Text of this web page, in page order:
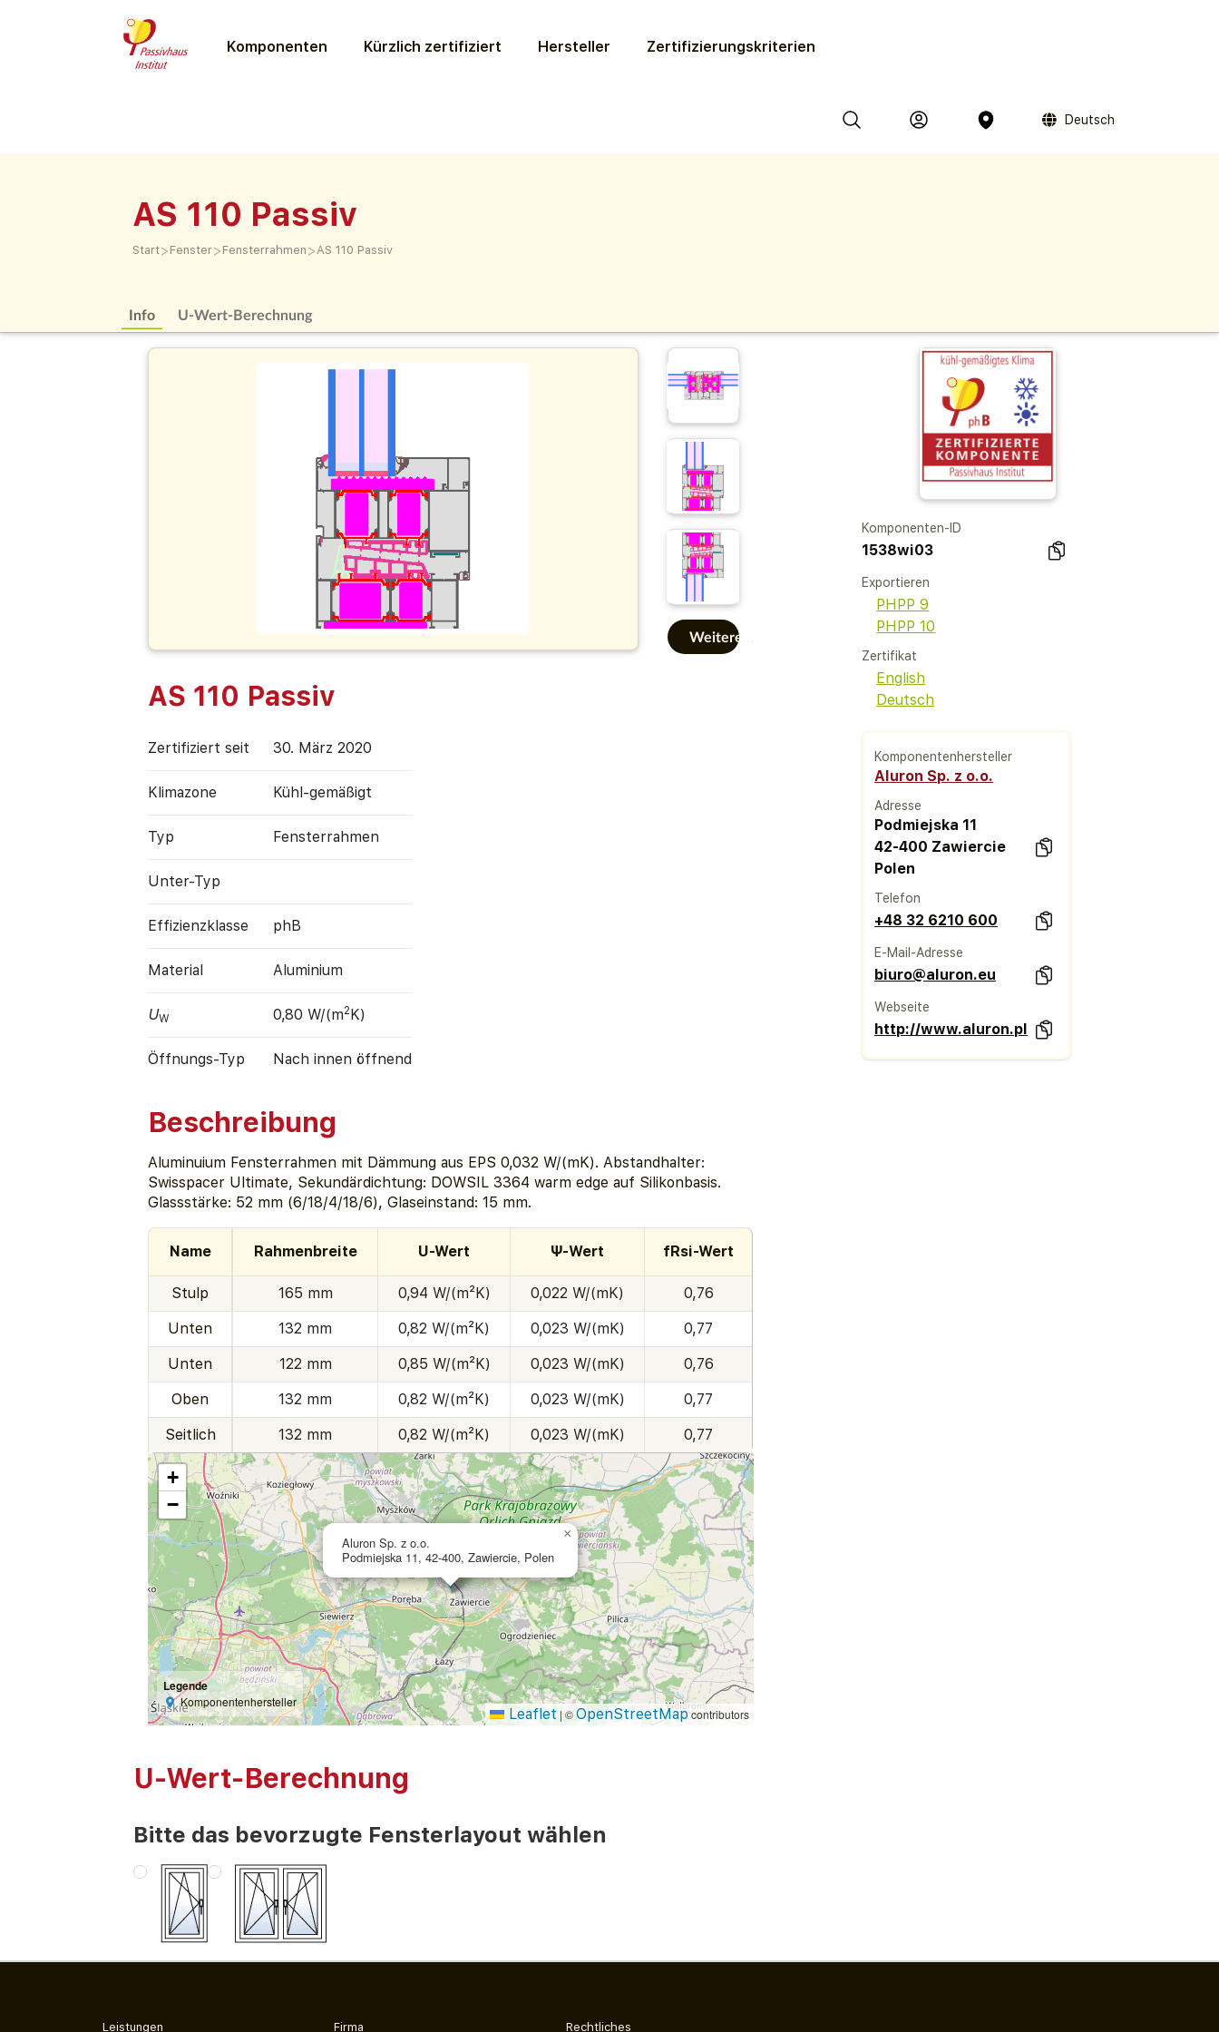
Komponenten Kürzlich zertifiziert Hersteller Zertifizierungs­kriterien
Deutsch
AS 110 Passiv
Start> Fenster> Fensterrahmen >AS 110 Passiv
Info U-Wert-Berechnung
Weitere...
AS 110 Passiv
Zertifiziert seit 30. März 2020
Klimazone Kühl-gemäßigt
Typ Fensterrahmen
Unter-Typ
Effizienz­klasse phB
Material Aluminium
UW 0,80 W/(m2K)
Öffnungs-Typ Nach innen öffnend
Beschreibung
Aluminuium Fensterrahmen mit Dämmung aus EPS 0,032 W/(mK). Abstandhalter:
Swisspacer Ultimate, Sekundärdichtung: DOWSIL 3364 warm edge auf Silikonbasis.
Glassstärke: 52 mm (6/18/4/18/6), Glaseinstand: 15 mm.
Name Rahmenbreite U-Wert Ψ-Wert fRsi-Wert
Stulp 165 mm 0,94 W/(m²K) 0,022 W/(mK) 0,76
Unten 132 mm 0,82 W/(m²K) 0,023 W/(mK) 0,77
Unten 122 mm 0,85 W/(m²K) 0,023 W/(mK) 0,76
Oben 132 mm 0,82 W/(m²K) 0,023 W/(mK) 0,77
Seitlich 132 mm 0,82 W/(m²K) 0,023 W/(mK) 0,77
Aluron Sp. z o.o.
Podmiejska 11, 42-400, Zawiercie, Polen
×
+
−
Legende
Komponentenhersteller
Leaflet |©OpenStreetMapcontributors
Komponenten-ID
1538wi03
Exportieren
PHPP 9
PHPP 10
Zertifikat
English
Deutsch
Komponentenhersteller
Aluron Sp. z o.o.
Adresse
Podmiejska 11
42-400 Zawiercie
Polen
Telefon
+48 32 6210 600
E-Mail-Adresse
biuro@aluron.eu
Webseite
http://www.aluron.pl
U-Wert-Berechnung
Bitte das bevorzugte Fenster­layout wählen
Leistungen Firma Rechtliches